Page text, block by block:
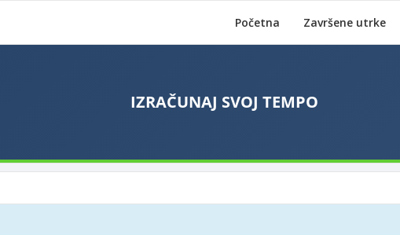
Početna Završene utrke